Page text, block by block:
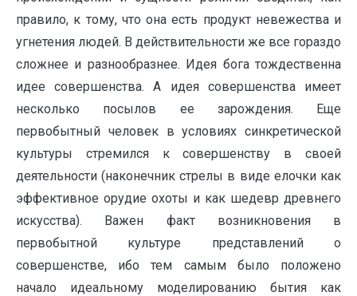
правило, к тому, что она есть продукт невежества и
угнетения людей. В действительности же все гораздо
сложнее и разнообразнее. Идея бога тождественна
идее совершенства. А идея совершенства имеет
несколько посылов ее зарождения. Еще
первобытный человек в условиях синкретической
культуры стремился к совершенству в своей
деятельности (наконечник стрелы в виде елочки как
эффективное орудие охоты и как шедевр древнего
искусства). Важен факт возникновения в
первобытной культуре представлений о
совершенстве, ибо тем самым было положено
начало идеальному моделированию бытия как